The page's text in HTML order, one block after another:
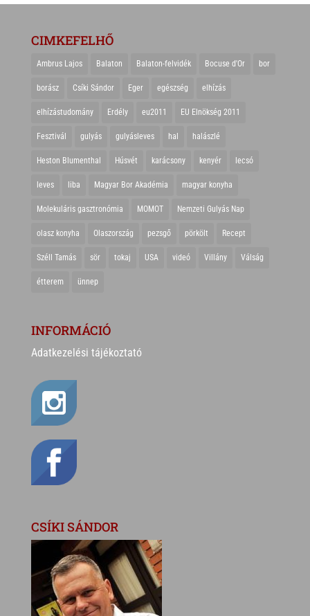
CIMKEFELHŐ
Ambrus Lajos Balaton Balaton-felvidék Bocuse d'Or bor
borász Csíki Sándor Eger egészség elhízás
elhízástudomány Erdély eu2011 EU Elnökség 2011
Fesztivál gulyás gulyásleves hal halászlé
Heston Blumenthal Húsvét karácsony kenyér lecsó
leves liba Magyar Bor Akadémia magyar konyha
Molekuláris gasztronómia MOMOT Nemzeti Gulyás Nap
olasz konyha Olaszország pezsgő pörkölt Recept
Széll Tamás sör tokaj USA videó Villány Válság
étterem ünnep
INFORMÁCIÓ
Adatkezelési tájékoztató
CSÍKI SÁNDOR